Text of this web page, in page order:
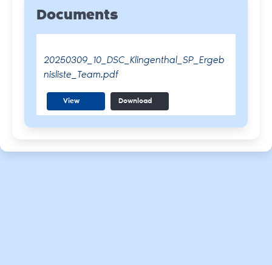
Documents
20250309_10_DSC_Klingenthal_SP_Ergeb
nisliste_Team.pdf
View Download